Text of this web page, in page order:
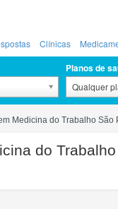
Clínicas
Planos de
Qualquer
Medicina do Trabalho São
do